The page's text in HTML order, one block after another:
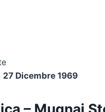
27 Dicembre 1969